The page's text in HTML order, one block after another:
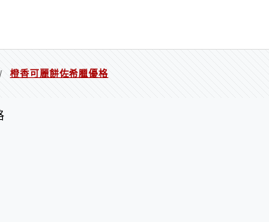
/ 橙香可麗餅佐希臘優格